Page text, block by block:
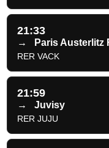
21:33
→ Paris Austerlitz
RER VACK
21:59
→ Juvisy
RER JUJU